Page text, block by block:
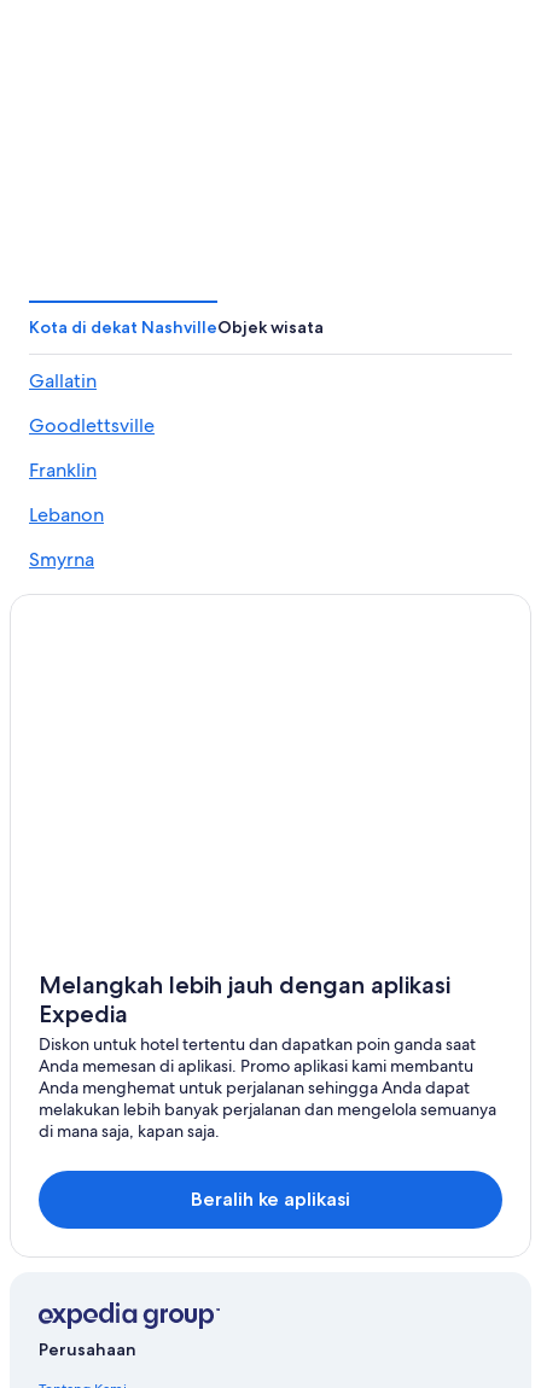
Kota di dekat NashvilleObjek wisata
Gallatin
Goodlettsville
Franklin
Lebanon
Smyrna
Whites Creek
Lascassas
Columbia
Mount Juliet
Ashland City
Greenbrier
Arrington
Charlotte
Melangkah lebih jauh dengan aplikasi
Expedia
Diskon untuk hotel tertentu dan dapatkan poin ganda saat
Anda memesan di aplikasi. Promo aplikasi kami membantu
Anda menghemat untuk perjalanan sehingga Anda dapat
melakukan lebih banyak perjalanan dan mengelola semuanya
di mana saja, kapan saja.
Beralih ke aplikasi
Perusahaan